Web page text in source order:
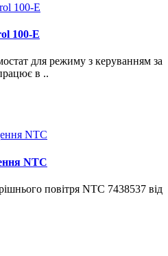
100-E
для режиму з керуванням за
в ..
NTC
повітря NTC 7438537 від